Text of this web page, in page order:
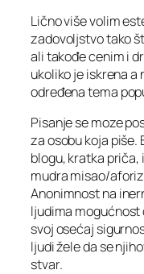
Lično više volim
zadovoljstvo tako
ali takođe cenim i
ukoliko je iskrena a
određena tema
Pisanje se moze
za osobu koja piše.
blogu, kratka
mudra misao/
Anonimnost na
ljudima mogućnost
svoj osećaj
ljudi žele da se
stvar.